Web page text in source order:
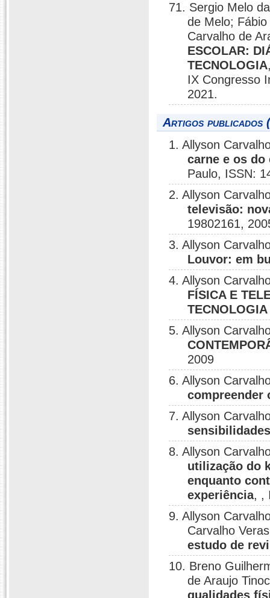
71. Sergio Melo
de Melo;
Carvalho de
ESCOLAR:
TECNOLOGIA
IX Congresso
2021.
Artigos publicados
1. Allyson
carne e os
Paulo, ISSN:
2. Allyson
televisão:
19802161,
3. Allyson
Louvor: em
4. Allyson
FÍSICA E
5. Allyson
2009
6. Allyson
compreender
7. Allyson
8. Allyson
utilização do
enquanto
experiência, ,
9. Allyson
Carvalho
estudo de
10. Breno
de Araujo
qualidades